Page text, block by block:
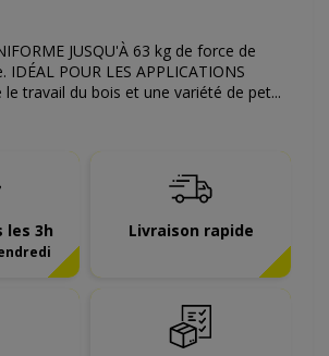
JUSQU'À 63 kg de force de
POUR LES APPLICATIONS
le travail du bois et une variété de pet...
les 3h Livraison rapide